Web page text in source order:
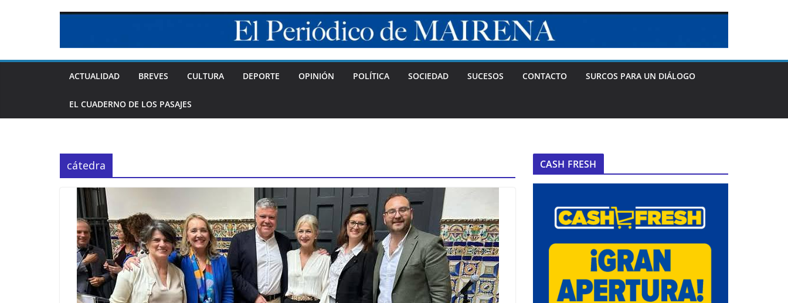
ACTUALIDAD BREVES CULTURA DEPORTE OPINIÓN POLÍTICA SOCIEDAD SUCESOS CONTACTO SURCOS PARA UN DIÁLOGO
EL CUADERNO DE LOS PASAJES
cátedra CASH FRESH